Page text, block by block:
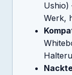
Ushio)
Werk,